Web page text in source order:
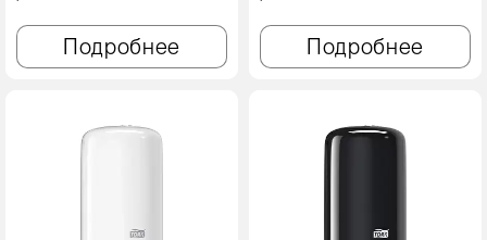
Подробнее Подробнее